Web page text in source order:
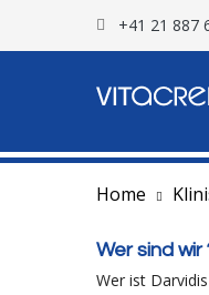
+41 21 887
Home
Wer sind wir
Wer ist Darvidis